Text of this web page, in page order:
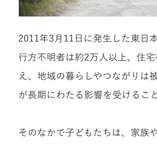
2011年3月11日に発生した東日
行方不明者は約2万人以上、住
え、地域の暮らしやつながりは
が長期にわたる影響を受けるこ
そのなかで子どもたちは、家族